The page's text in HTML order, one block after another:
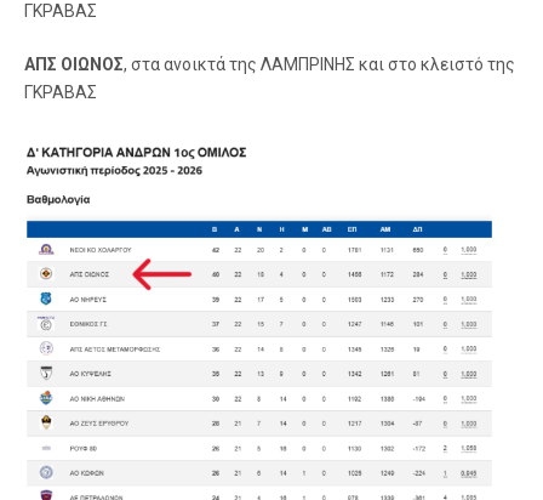
ΓΚΡΑΒΑΣ
ΑΠΣ ΟΙΩΝΟΣ, στα ανοικτά της ΛΑΜΠΡΙΝΗΣ και στο κλειστό της
ΓΚΡΑΒΑΣ